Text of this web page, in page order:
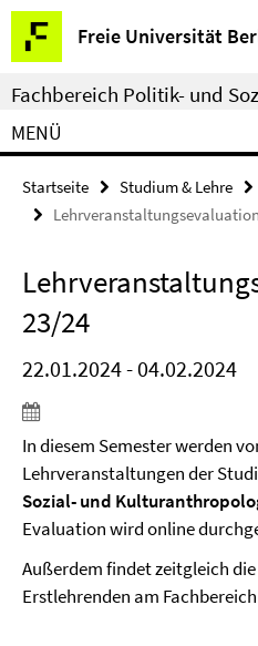
Springe
direkt
zu
Inhalt
Freie Universität
Service-
Navigation
Fachbereich Politik- und
MENÜ
Startseite Studium & Lehre
23/24
22.01.2024 - 04.02.2024
In diesem Semester werden
Lehrveranstaltungen der
Sozial- und
Evaluation wird online
Außerdem findet zeitgleich
Erstlehrenden am